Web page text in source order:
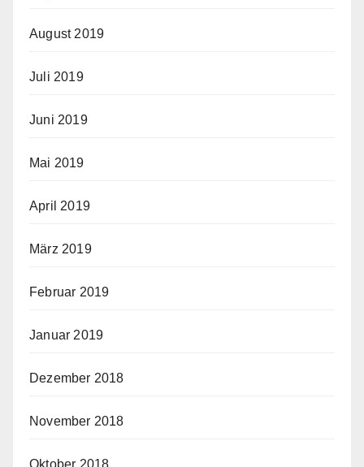
August 2019
Juli 2019
Juni 2019
Mai 2019
April 2019
März 2019
Februar 2019
Januar 2019
Dezember 2018
November 2018